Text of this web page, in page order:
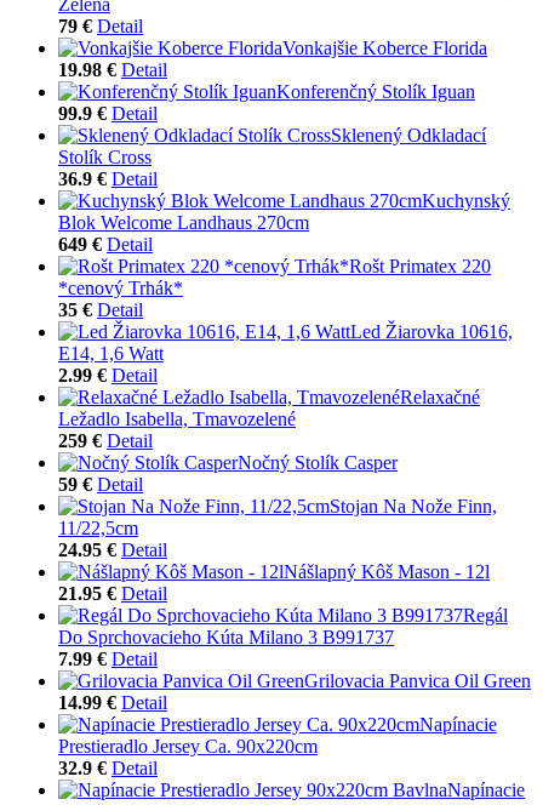
79 € Detail
Vonkajšie Koberce Florida
19.98 € Detail
Konferenčný Stolík Iguan
99.9 € Detail
Sklenený Odkladací
Stolík Cross
36.9 € Detail
Kuchynský
Blok Welcome Landhaus 270cm
649 € Detail
Rošt Primatex 220
*cenový Trhák*
35 € Detail
Led Žiarovka 10616,
E14, 1,6 Watt
2.99 € Detail
Relaxačné
Ležadlo Isabella, Tmavozelené
259 € Detail
Nočný Stolík Casper
59 € Detail
Stojan Na Nože Finn,
11/22,5cm
24.95 € Detail
Nášlapný Kôš Mason - 12l
21.95 € Detail
Regál
Do Sprchovacieho Kúta Milano 3 B991737
7.99 € Detail
Grilovacia Panvica Oil Green
14.99 € Detail
Napínacie
Prestieradlo Jersey Ca. 90x220cm
32.9 € Detail
Napínacie